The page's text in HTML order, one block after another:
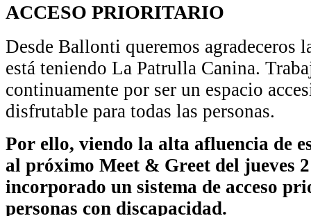
ACCESO PRIORITARIO
Desde Ballonti queremos agradeceros
está teniendo La Patrulla Canina.
continuamente por ser un espacio
disfrutable para todas las personas.
Por ello, viendo la alta afluencia de
al próximo Meet & Greet del jueves
incorporado un sistema de acceso
personas con discapacidad.